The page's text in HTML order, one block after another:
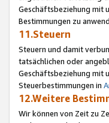
Geschäftsbeziehung mit
Bestimmungen zu
11.Steuern
Steuern und damit
tatsächlichen oder
Geschäftsbeziehung mit
Steuerbestimmungen in
12.Weitere
Wir können von Zeit zu